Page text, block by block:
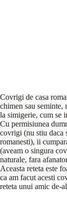
Covrigi de casa
chimen sau seminte,
la simigerie, cum se
Cu permisiunea
covrigi (nu stiu daca
romanesti), ii
(aveam o singura
naturale, fara
Aceasta reteta este
ca am facut acesti
reteta unui amic de-